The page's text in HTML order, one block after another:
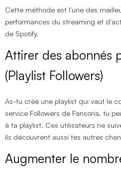
Cette méthode est l'une des
performances du streaming et
de Spotify.
Attirer des abonnés
(Playlist Followers)
As-tu créé une playlist qui vaut le
service Followers de Fansoria, tu
à ta playlist. Ces utilisateurs ne
ils découvrent aussi tes autres
Augmenter le